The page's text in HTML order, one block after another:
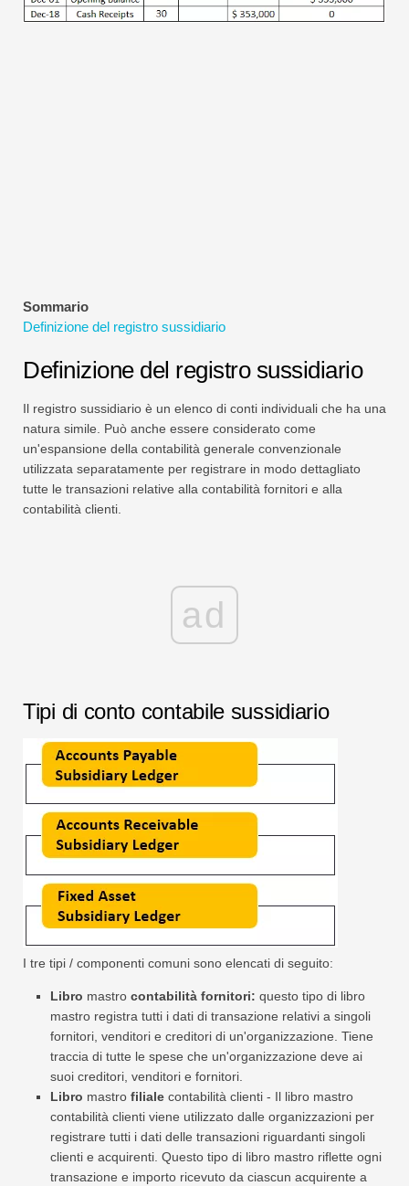
Tutorial sulla modellazione finanziaria
Sommario
Definizione del registro sussidiario
Definizione del registro sussidiario
Il registro sussidiario è un elenco di conti individuali che ha una
natura simile. Può anche essere considerato come
un'espansione della contabilità generale convenzionale
utilizzata separatamente per registrare in modo dettagliato
tutte le transazioni relative alla contabilità fornitori e alla
contabilità clienti.
ad
Tipi di conto contabile sussidiario
I tre tipi / componenti comuni sono elencati di seguito:
Libro mastro contabilità fornitori: questo tipo di libro
mastro registra tutti i dati di transazione relativi a singoli
fornitori, venditori e creditori di un'organizzazione. Tiene
traccia di tutte le spese che un'organizzazione deve ai
suoi creditori, venditori e fornitori.
Libro mastro filiale contabilità clienti - Il libro mastro
contabilità clienti viene utilizzato dalle organizzazioni per
registrare tutti i dati delle transazioni riguardanti singoli
clienti e acquirenti. Questo tipo di libro mastro riflette ogni
transazione e importo ricevuto da ciascun acquirente a